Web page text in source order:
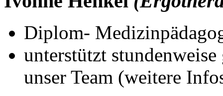
Diplom-
unterstützt
unser Team (weitere